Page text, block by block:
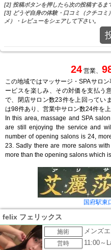
[2] 投稿ボタンを押したら次の投稿するま
[3] どうぞ自身の体験・口コミ（クチコミ
メ）・レビューをシェアして下さい。
24営業、
この地域ではマッサージ・SPAサロ
ービスを楽しみ、その対価を支払う
で、閉店サロン数23件を上回ってい
は98件あり、営業中サロン数24件を上
In this area, massage and SPA
are still enjoying the service and
number of opening salons is 24,
23. Sadly there are more salons
more than the opening salons which
国府駅東
felix フェリックス
施術
メンズ
営時
11:00～